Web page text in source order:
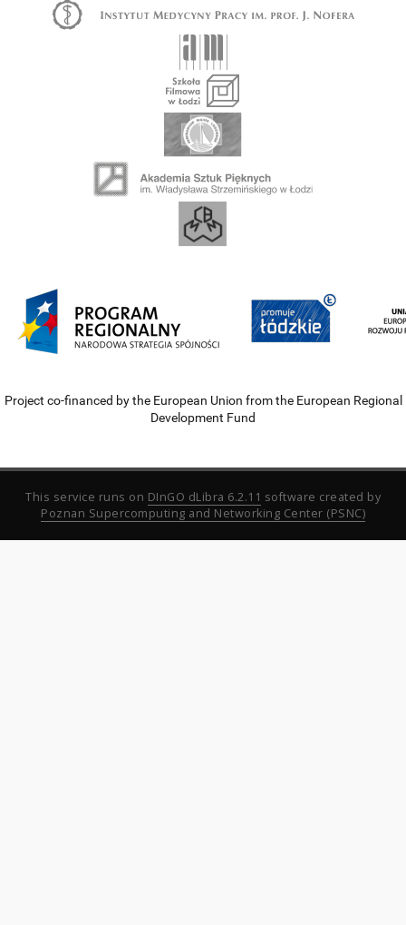
Project co-financed by the European Union from the European Regional
Development Fund
This service runs on DInGO dLibra 6.2.11 software created by
Poznan Supercomputing and Networking Center (PSNC)